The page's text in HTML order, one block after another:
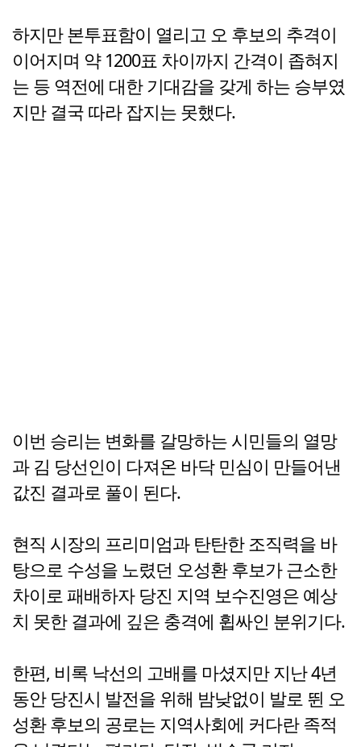
하지만 본투표함이 열리고 오 후보의 추격이
이어지며 약 1200표 차이까지 간격이 좁혀지
는 등 역전에 대한 기대감을 갖게 하는 승부였
지만 결국 따라 잡지는 못했다.
이번 승리는 변화를 갈망하는 시민들의 열망
과 김 당선인이 다져온 바닥 민심이 만들어낸
값진 결과로 풀이 된다.
현직 시장의 프리미엄과 탄탄한 조직력을 바
탕으로 수성을 노렸던 오성환 후보가 근소한
차이로 패배하자 당진 지역 보수진영은 예상
치 못한 결과에 깊은 충격에 휩싸인 분위기다.
한편, 비록 낙선의 고배를 마셨지만 지난 4년
동안 당진시 발전을 위해 밤낮없이 발로 뛴 오
성환 후보의 공로는 지역사회에 커다란 족적